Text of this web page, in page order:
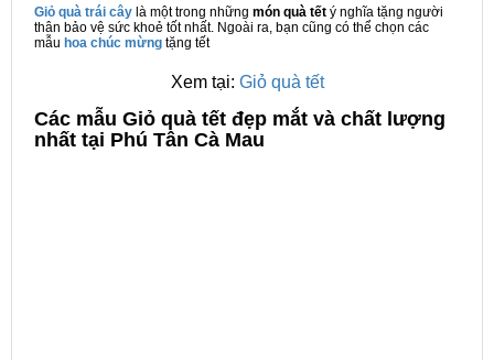
Giỏ quà trái cây là một trong những món quà tết ý nghĩa tặng người
thân bảo vệ sức khoẻ tốt nhất. Ngoài ra, bạn cũng có thể chọn các
mẫu hoa chúc mừng tặng tết
Xem tại: Giỏ quà tết
Các mẫu Giỏ quà tết đẹp mắt và chất lượng
nhất tại Phú Tân Cà Mau